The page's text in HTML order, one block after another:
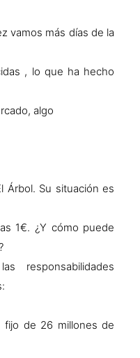
vamos más días de la
, lo que ha hecho
algo
Árbol. Su situación es
1€. ¿Y cómo puede
responsabilidades
fijo de 26 millones de